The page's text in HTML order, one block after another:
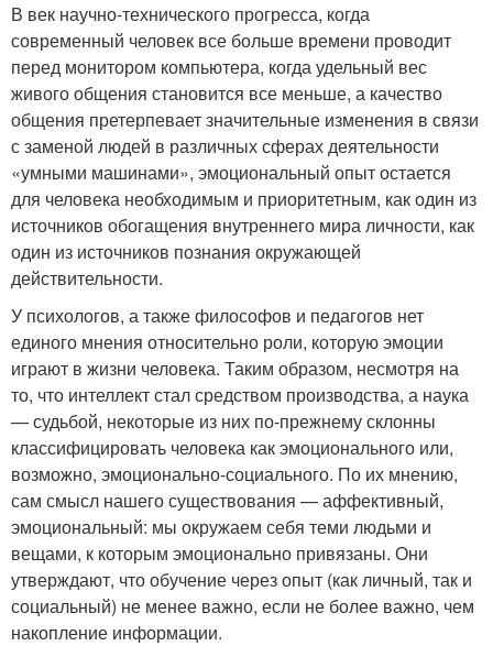
В век научно-технического прогресса, когда
современный человек все больше времени проводит
перед монитором компьютера, когда удельный вес
живого общения становится все меньше, а качество
общения претерпевает значительные изменения в связи
с заменой людей в различных сферах деятельности
«умными машинами», эмоциональный опыт остается
для человека необходимым и приоритетным, как один из
источников обогащения внутреннего мира личности, как
один из источников познания окружающей
действительности.
У психологов, а также философов и педагогов нет
единого мнения относительно роли, которую эмоции
играют в жизни человека. Таким образом, несмотря на
то, что интеллект стал средством производства, а наука
— судьбой, некоторые из них по-прежнему склонны
классифицировать человека как эмоционального или,
возможно, эмоционально-социального. По их мнению,
сам смысл нашего существования — аффективный,
эмоциональный: мы окружаем себя теми людьми и
вещами, к которым эмоционально привязаны. Они
утверждают, что обучение через опыт (как личный, так и
социальный) не менее важно, если не более важно, чем
накопление информации.